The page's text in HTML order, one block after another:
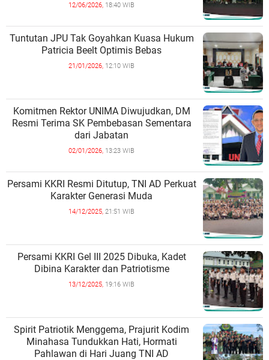
12/06/2026, 18:40 WIB
Tuntutan JPU Tak Goyahkan Kuasa Hukum
Patricia Beelt Optimis Bebas
21/01/2026, 12:10 WIB
Komitmen Rektor UNIMA Diwujudkan, DM
Resmi Terima SK Pembebasan Sementara
dari Jabatan
02/01/2026, 13:23 WIB
Persami KKRI Resmi Ditutup, TNI AD Perkuat
Karakter Generasi Muda
14/12/2025, 21:51 WIB
Persami KKRI Gel III 2025 Dibuka, Kadet
Dibina Karakter dan Patriotisme
13/12/2025, 19:16 WIB
Spirit Patriotik Menggema, Prajurit Kodim
Minahasa Tundukkan Hati, Hormati
Pahlawan di Hari Juang TNI AD